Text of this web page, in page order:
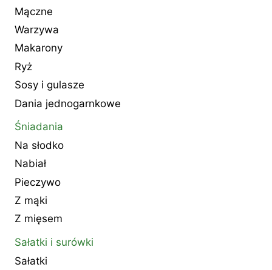
Mączne
Warzywa
Makarony
Ryż
Sosy i gulasze
Dania jednogarnkowe
Śniadania
Na słodko
Nabiał
Pieczywo
Z mąki
Z mięsem
Sałatki i surówki
Sałatki